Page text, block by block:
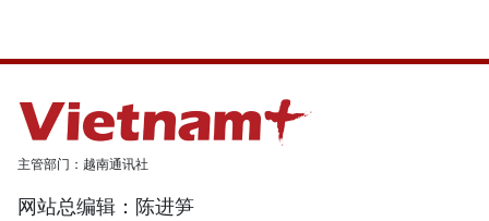
主管部门：越南通讯社
网站总编辑：陈进笋